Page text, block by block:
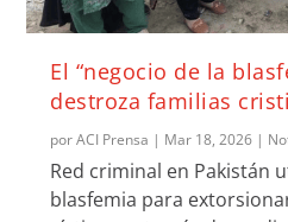
El “negocio de la
destroza familias
porACI Prensa | Mar 18, 2026 |
Red criminal en Pakistán
blasfemia para